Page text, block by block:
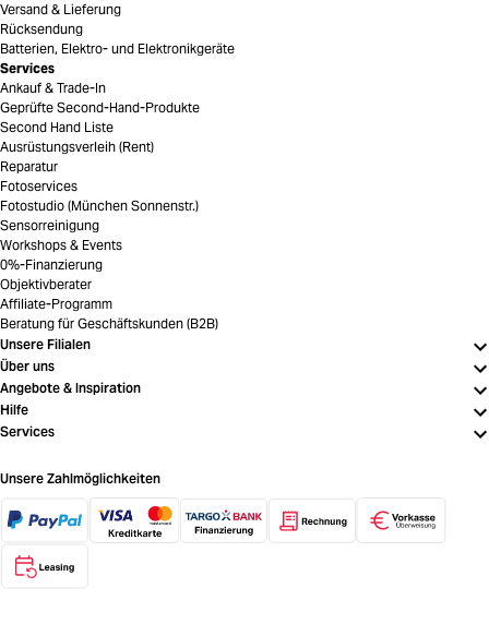
Versand & Lieferung
Rücksendung
Batterien, Elektro- und Elektronikgeräte
Services
Ankauf & Trade-In
Geprüfte Second-Hand-Produkte
Second Hand Liste
Ausrüstungsverleih (Rent)
Reparatur
Fotoservices
Fotostudio (München Sonnenstr.)
Sensorreinigung
Workshops & Events
0%-Finanzierung
Objektivberater
Affiliate-Programm
Beratung für Geschäftskunden (B2B)
Unsere Filialen
Über uns
Angebote & Inspiration
Hilfe
Services
Unsere Zahlmöglichkeiten